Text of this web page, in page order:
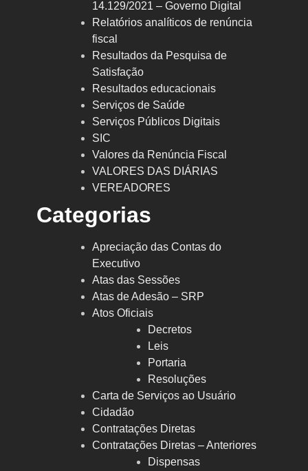
14.129/2021 – Governo Digital
Relatórios analíticos de renúncia
fiscal
Resultados da Pesquisa de
Satisfação
Resultados educacionais
Serviços de Saúde
Serviços Públicos Digitais
SIC
Valores da Renúncia Fiscal
VALORES DAS DIÁRIAS
VEREADORES
Categorias
Apreciação das Contas do
Executivo
Atas das Sessões
Atas de Adesão – SRP
Atos Oficiais
Decretos
Leis
Portaria
Resoluções
Carta de Serviços ao Usuário
Cidadão
Contratações Diretas
Contratações Diretas – Anteriores
Dispensas